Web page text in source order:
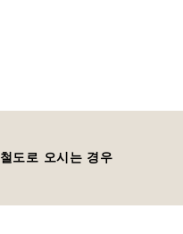
철도로 오시는 경우